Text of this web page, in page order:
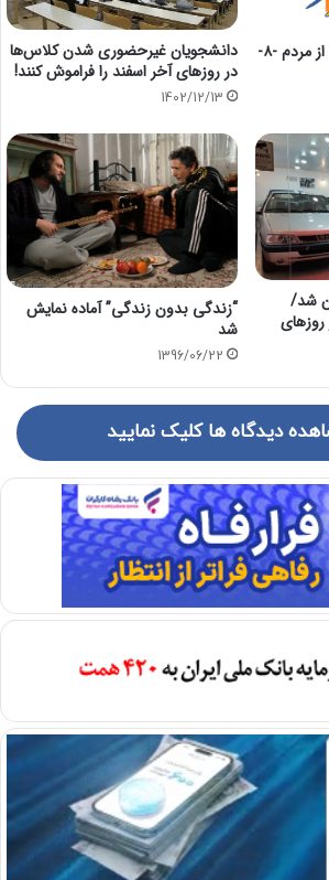
آقای روحانی مراقب باشید از مردم -۸-
دانشجویان غیرحضوری شدن کلاس‌ها
در روزهای آخر اسفند را فراموش کنند!
1402/12/13
شد/
“زندگی بدون زندگی” آماده نمایش
شد
1396/06/22
دیدگاه ها کلیک نمایید